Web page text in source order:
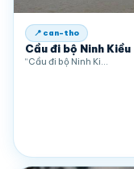
📍 can-tho
Cầu đi bộ Ninh Kiều
“Cầu đi bộ Ninh Ki…